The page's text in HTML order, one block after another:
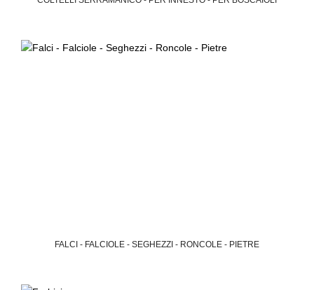
FALCI - FALCIOLE - SEGHEZZI - RONCOLE - PIETRE